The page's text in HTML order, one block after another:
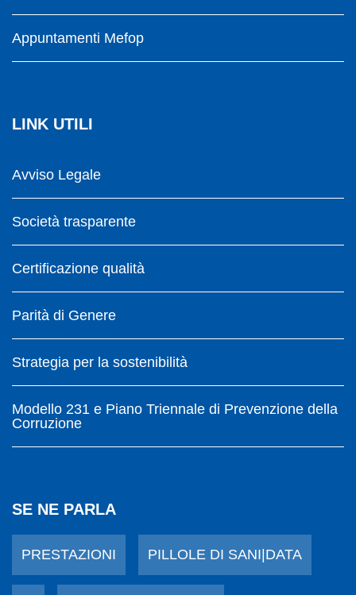
Appuntamenti Mefop
LINK UTILI
Avviso Legale
Società trasparente
Certificazione qualità
Parità di Genere
Strategia per la sostenibilità
Modello 231 e Piano Triennale di Prevenzione della
Corruzione
SE NE PARLA
PRESTAZIONI PILLOLE DI SANI|DATA